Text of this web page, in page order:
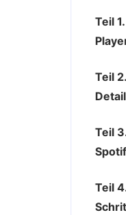
Teil
Teil
Teil
Teil